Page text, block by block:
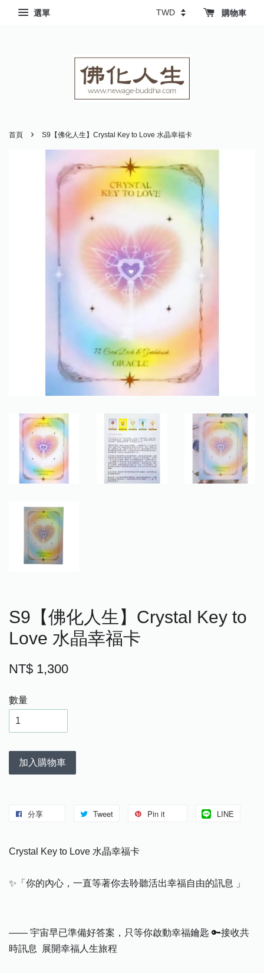
選單 購物車
首頁 › S9【佛化人生】Crystal Key to Love 水晶幸福卡
S9【佛化人生】Crystal Key to
Love 水晶幸福卡
NT$ 1,300
數量
加入購物車
分享 Tweet Pin it LINE
Crystal Key to Love 水晶幸福卡
✨「你的內心，一直等著你去聆聽活出幸福自由的訊息 」
—— 宇宙早已準備好答案，只等你啟動幸福鑰匙 🔑接收共
時訊息 展開幸福人生旅程